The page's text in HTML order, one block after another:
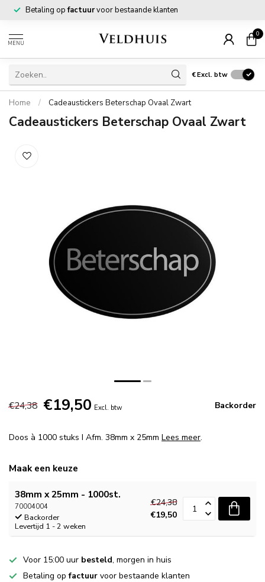
Betaling opfactuurvoor bestaande klanten
MENU
0
€Excl. btw
Home / Cadeaustickers Beterschap Ovaal Zwart
Cadeaustickers Beterschap Ovaal Zwart
€24,38 €19,50 Excl. btw Backorder
Doos à 1000 stuks I Afm. 38mm x 25mm Lees meer.
Maak een keuze
38mm x 25mm - 1000st.
70004004
Backorder
Levertijd 1 - 2 weken
€24,38
€19,50
Voor 15:00 uur besteld, morgen in huis
Betaling opfactuur voor bestaande klanten